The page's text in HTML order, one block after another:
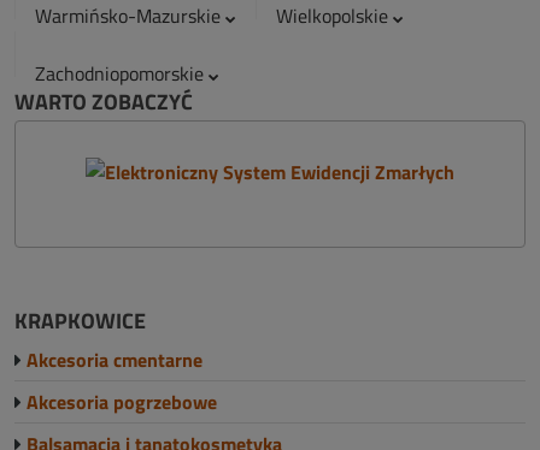
Warmińsko-Mazurskie
Wielkopolskie
Zachodniopomorskie
WARTO ZOBACZYĆ
KRAPKOWICE
Akcesoria cmentarne
Akcesoria pogrzebowe
Balsamacja i tanatokosmetyka